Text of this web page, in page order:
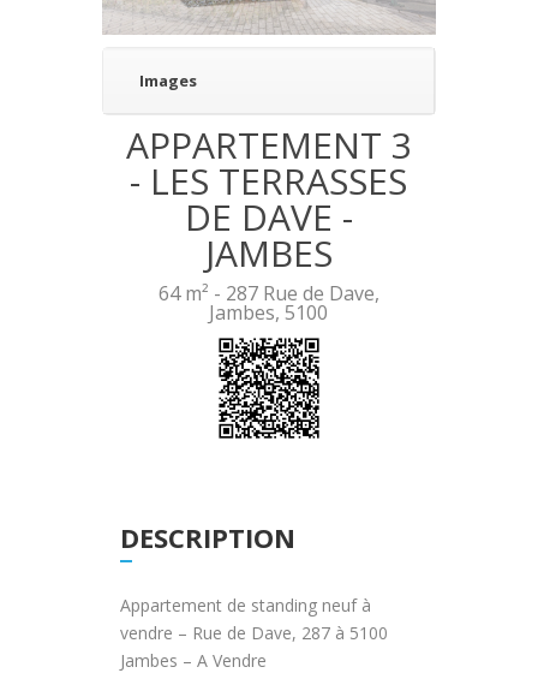
Images
APPARTEMENT 3
- LES TERRASSES
DE DAVE -
JAMBES
64 m² - 287 Rue de Dave,
Jambes, 5100
DESCRIPTION
Appartement de standing neuf à
vendre – Rue de Dave, 287 à 5100
Jambes – A Vendre